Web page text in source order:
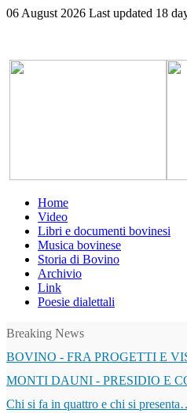
06 August 2026 Last updated 18
Home
Video
Libri e documenti bovinesi
Musica bovinese
Storia di Bovino
Archivio
Link
Poesie dialettali
Breaking News
BOVINO - FRA PROGETTI E
MONTI DAUNI - PRESIDIO E
Chi si fa in quattro e chi si